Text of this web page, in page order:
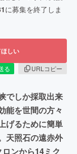
に募集を終了しま
しい
る
URLコピー
でしか採取出来
能を世間の方々
げるために簡単
天照石の遠赤外
ンから14ミク